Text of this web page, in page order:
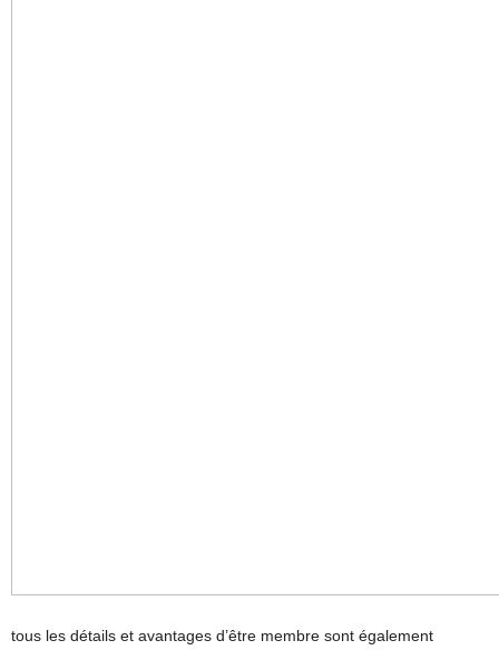
tous les détails et avantages d’être membre sont également